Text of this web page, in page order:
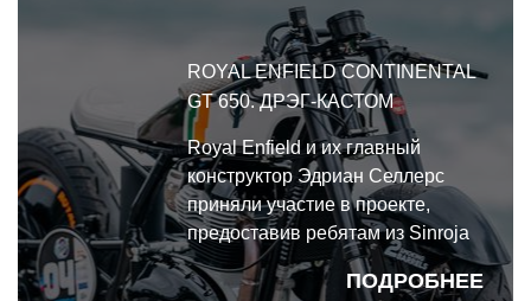
ROYAL ENFIELD CONTINENTAL
GT 650. ДРЭГ-КАСТОМ
ПОДРОБНЕЕ
Royal Enfield и их главный
конструктор Эдриан Селлерс
приняли участие в проекте,
предоставив ребятам из Sinroja
Motorcycles новенький
Continental GT 650. У Sinroja